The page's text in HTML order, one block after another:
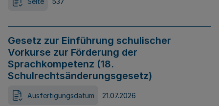
Gesetz zur Einführung schulischer
Vorkurse zur Förderung der
Sprachkompetenz (18.
Schulrechtsänderungsgesetz)
Ausfertigungsdatum 21.07.2026